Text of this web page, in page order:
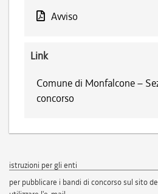
Avviso
Link
Comune di Monfalcone –
concorso
istruzioni per gli enti
per pubblicare i bandi di concorso sul sito